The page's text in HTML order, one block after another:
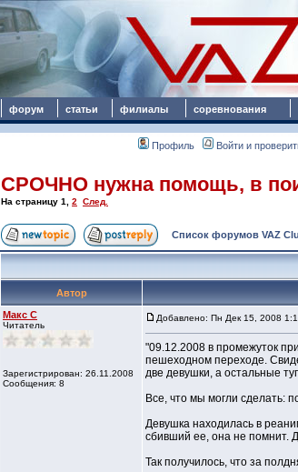
форум статьи филиалы соревнования
Профиль Войти и
СРОЧНО нужна помощь, в
На страницу 1 2 След.
Список форумов VAZ
Автор
Макс C
Читатель
Зарегистрирован: 26.11.2008
Сообщения: 8
Добавлено: Пн Дек 15, 2008
"09.12.2008 в промежуток
пешеходном переходе.
две девушки, а остальные
Все, что мы могли сделать:
Девушка находилась в
сбивший ее, она не помнит.
Так получилось, что за